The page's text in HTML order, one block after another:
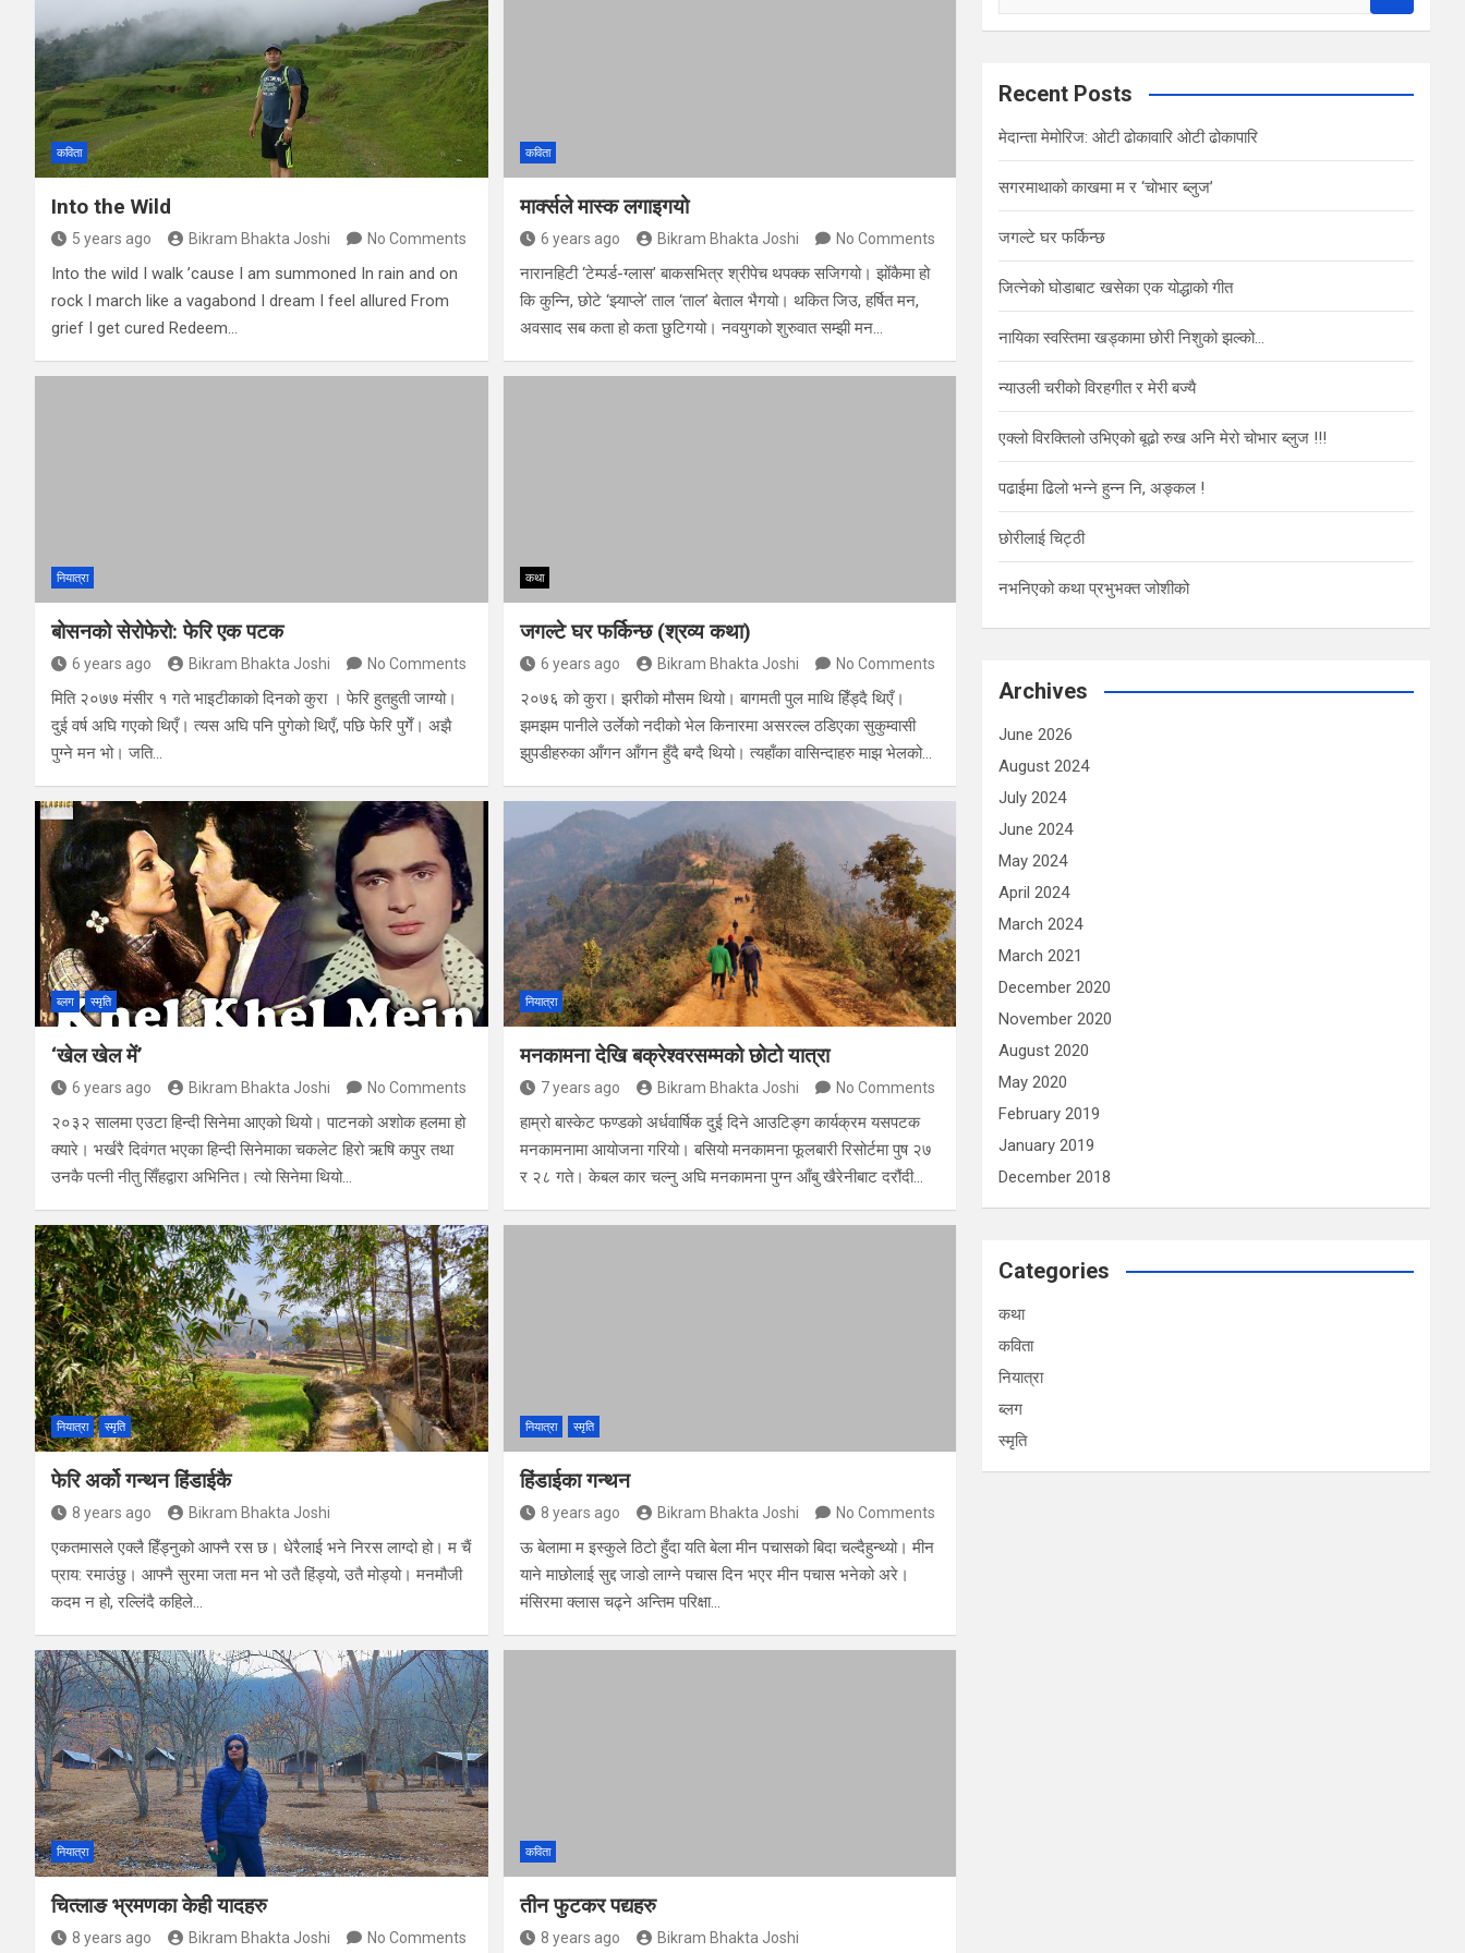
कविता
Into the Wild
5 years ago Bikram Bhakta Joshi No Comments
Into the wild I walk ’cause I am summoned In rain and on
rock I march like a vagabond I dream I feel allured From
grief I get cured Redeem…
कविता
मार्क्सले मास्क लगाइगयो
6 years ago Bikram Bhakta Joshi No Comments
नारानहिटी ‘टेम्पर्ड-ग्लास’ बाकसभित्र श्रीपेच थपक्क सजिगयो। झोंकैमा हो
कि कुन्नि, छोटे ‘झ्याप्ले’ ताल ‘ताल’ बेताल भैगयो। थकित जिउ, हर्षित मन,
अवसाद सब कता हो कता छुटिगयो। नवयुगको शुरुवात सम्झी मन…
नियात्रा
बोसनको सेरोफेरो: फेरि एक पटक
6 years ago Bikram Bhakta Joshi No Comments
मिति २०७७ मंसीर १ गते भाइटीकाको दिनको कुरा । फेरि हुतहुती जाग्यो।
दुई वर्ष अघि गएको थिएँ। त्यस अघि पनि पुगेको थिएँ, पछि फेरि पुगेँ। अझै
पुग्ने मन भो। जति…
कथा
जगल्टे घर फर्किन्छ (श्रव्य कथा)
6 years ago Bikram Bhakta Joshi No Comments
२०७६ को कुरा। झरीको मौसम थियो। बागमती पुल माथि हिँड्दै थिएँ।
झमझम पानीले उर्लेको नदीको भेल किनारमा असरल्ल ठडिएका सुकुम्वासी
झुपडीहरुका आँगन आँगन हुँदै बग्दै थियो। त्यहाँका वासिन्दाहरु माझ भेलको…
ब्लग स्मृति
‘खेल खेल में’
6 years ago Bikram Bhakta Joshi No Comments
२०३२ सालमा एउटा हिन्दी सिनेमा आएको थियो। पाटनको अशोक हलमा हो
क्यारे। भर्खरै दिवंगत भएका हिन्दी सिनेमाका चकलेट हिरो ऋषि कपुर तथा
उनकै पत्नी नीतु सिँहद्वारा अभिनित। त्यो सिनेमा थियो…
नियात्रा
मनकामना देखि बक्रेश्वरसम्मको छोटो यात्रा
7 years ago Bikram Bhakta Joshi No Comments
हाम्रो बास्केट फण्डको अर्धवार्षिक दुई दिने आउटिङ्ग कार्यक्रम यसपटक
मनकामनामा आयोजना गरियो। बसियो मनकामना फूलबारी रिसोर्टमा पुष २७
र २८ गते। केबल कार चल्नु अघि मनकामना पुग्न आँबु खैरेनीबाट दरौंदी…
नियात्रा स्मृति
फेरि अर्को गन्थन हिंडाईकै
8 years ago Bikram Bhakta Joshi
एकतमासले एक्लै हिँड्नुको आफ्नै रस छ। धेरैलाई भने निरस लाग्दो हो। म चैं
प्राय: रमाउंछु। आफ्नै सुरमा जता मन भो उतै हिंड्यो, उतै मोड्यो। मनमौजी
कदम न हो, रल्लिंदै कहिले…
नियात्रा स्मृति
हिंडाईका गन्थन
8 years ago Bikram Bhakta Joshi No Comments
ऊ बेलामा म इस्कुले ठिटो हुँदा यति बेला मीन पचासको बिदा चल्दैहुन्थ्यो। मीन
याने माछोलाई सुद्द जाडो लाग्ने पचास दिन भएर मीन पचास भनेको अरे।
मंसिरमा क्लास चढ्ने अन्तिम परिक्षा…
नियात्रा
चित्लाङ भ्रमणका केही यादहरु
8 years ago Bikram Bhakta Joshi No Comments
कविता
तीन फुटकर पद्यहरु
8 years ago Bikram Bhakta Joshi
a
c
Recent Posts
मेदान्ता मेमोरिज: ओटी ढोकावारि ओटी ढोकापारि
सगरमाथाको काखमा म र ‘चोभार ब्लुज’
जगल्टे घर फर्किन्छ
जित्नेको घोडाबाट खसेका एक योद्धाको गीत
नायिका स्वस्तिमा खड्कामा छोरी निशुको झल्को…
न्याउली चरीको विरहगीत र मेरी बज्यै
एक्लो विरक्तिलो उभिएको बूढो रुख अनि मेरो चोभार ब्लुज !!!
पढाईमा ढिलो भन्ने हुन्न नि, अङ्कल !
छोरीलाई चिट्ठी
नभनिएको कथा प्रभुभक्त जोशीको
Archives
June 2026
August 2024
July 2024
June 2024
May 2024
April 2024
March 2024
March 2021
December 2020
November 2020
August 2020
May 2020
February 2019
January 2019
December 2018
Categories
कथा
कविता
नियात्रा
ब्लग
स्मृति